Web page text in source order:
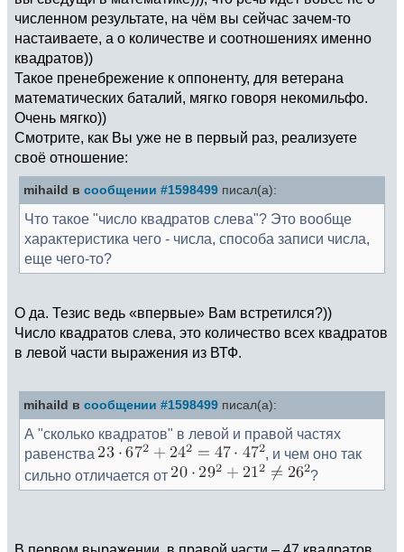
численном результате, на чём вы сейчас зачем-то
настаиваете, а о количестве и соотношениях именно
квадратов))
Такое пренебрежение к оппоненту, для ветерана
математических баталий, мягко говоря некомильфо.
Очень мягко))
Смотрите, как Вы уже не в первый раз, реализуете
своё отношение:
mihaild в сообщении #1598499 писал(а):
Что такое "число квадратов слева"? Это вообще
характеристика чего - числа, способа записи числа,
еще чего-то?
О да. Тезис ведь «впервые» Вам встретился?))
Число квадратов слева, это количество всех квадратов
в левой части выражения из ВТФ.
mihaild в сообщении #1598499 писал(а):
А "сколько квадратов" в левой и правой частях
равенства
, и чем оно так
сильно отличается от
?